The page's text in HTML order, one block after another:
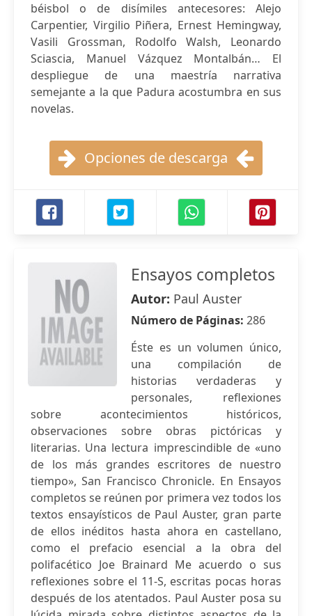
béisbol o de disímiles antecesores: Alejo
Carpentier, Virgilio Piñera, Ernest Hemingway,
Vasili Grossman, Rodolfo Walsh, Leonardo
Sciascia, Manuel Vázquez Montalbán… El
despliegue de una maestría narrativa
semejante a la que Padura acostumbra en sus
novelas.
Opciones de descarga
Ensayos completos
Autor: Paul Auster
Número de Páginas: 286
Éste es un volumen único,
una compilación de
historias verdaderas y
personales, reflexiones
sobre acontecimientos históricos,
observaciones sobre obras pictóricas y
literarias. Una lectura imprescindible de «uno
de los más grandes escritores de nuestro
tiempo», San Francisco Chronicle. En Ensayos
completos se reúnen por primera vez todos los
textos ensayísticos de Paul Auster, gran parte
de ellos inéditos hasta ahora en castellano,
como el prefacio esencial a la obra del
polifacético Joe Brainard Me acuerdo o sus
reflexiones sobre el 11-S, escritas pocas horas
después de los atentados. Paul Auster posa su